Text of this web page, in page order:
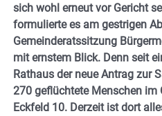
sich wohl erneut vor Gericht
formulierte es am gestrigen
Gemeinderatssitzung
mit ernstem Blick. Denn seit
Rathaus der neue Antrag zur
270 geflüchtete Menschen im
Eckfeld 10. Derzeit ist dort